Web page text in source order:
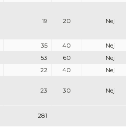
281
19 20 Nej
35 40 Nej
53 60 Nej
22 40 Nej
23 30 Nej